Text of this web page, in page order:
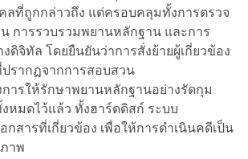
ลที่ถูกกล่าวถึง แต่ครอบคลุมทั้งการตรวจ
น การรวบรวมพยานหลักฐาน และการ
ดิจิทัล โดยยืนยันว่าการสั่งย้ายผู้เกี่ยวข้อง
รากฏจากการสอบสวน
ารให้รักษาพยานหลักฐานอย่างรัดกุม
หมดไว้แล้ว ทั้งฮาร์ดดิสก์ ระบบ
กสารที่เกี่ยวข้อง เพื่อให้การดำเนินคดีเป็น
าพ